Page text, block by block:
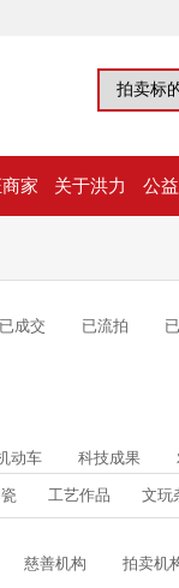
家 关于洪力 公
已成交 已流拍
动车 科技成果
工艺作品 文玩
慈善机构 拍卖机